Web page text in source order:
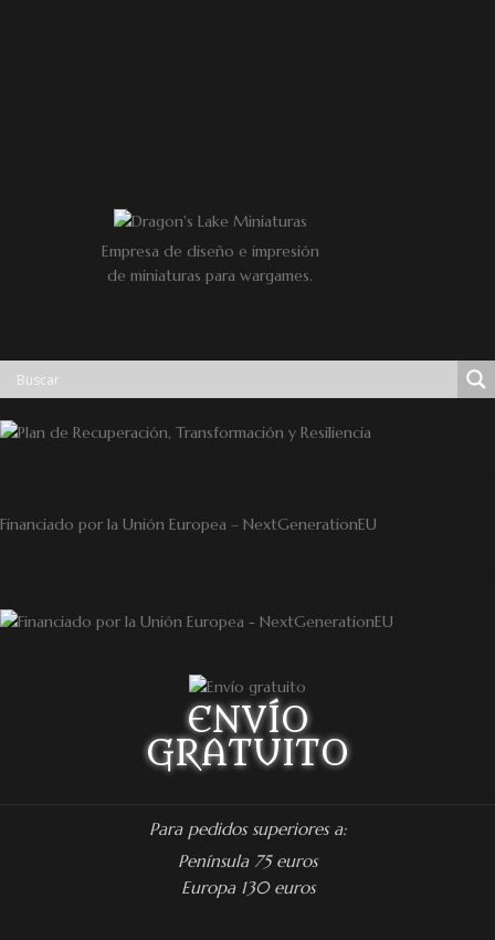
Empresa de diseño e impresión
de miniaturas para wargames.
Financiado por la Unión Europea – NextGenerationEU
ENVÍO
GRATUITO
Para pedidos superiores a:
Península 75 euros
Europa 130 euros